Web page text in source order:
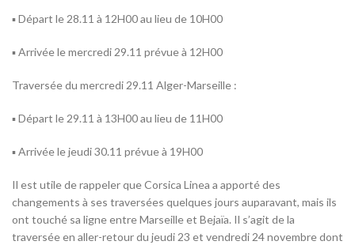
▪ Départ le 28.11 à 12H00 au lieu de 10H00
▪ Arrivée le mercredi 29.11 prévue à 12H00
Traversée du mercredi 29.11 Alger-Marseille :
▪ Départ le 29.11 à 13H00 au lieu de 11H00
▪ Arrivée le jeudi 30.11 prévue à 19H00
Il est utile de rappeler que Corsica Linea a apporté des
changements à ses traversées quelques jours auparavant, mais ils
ont touché sa ligne entre Marseille et Bejaïa. Il s’agit de la
traversée en aller-retour du jeudi 23 et vendredi 24 novembre dont